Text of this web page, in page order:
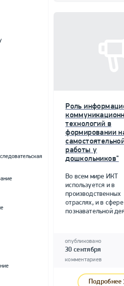
Роль
технологий в
формировании
работы у
дошкольников"
Во всем мире ИКТ
используется и в
производственных
отраслях, и в сфере
познавательной
опубликовано
30 сентября
комментариев
Подробнее